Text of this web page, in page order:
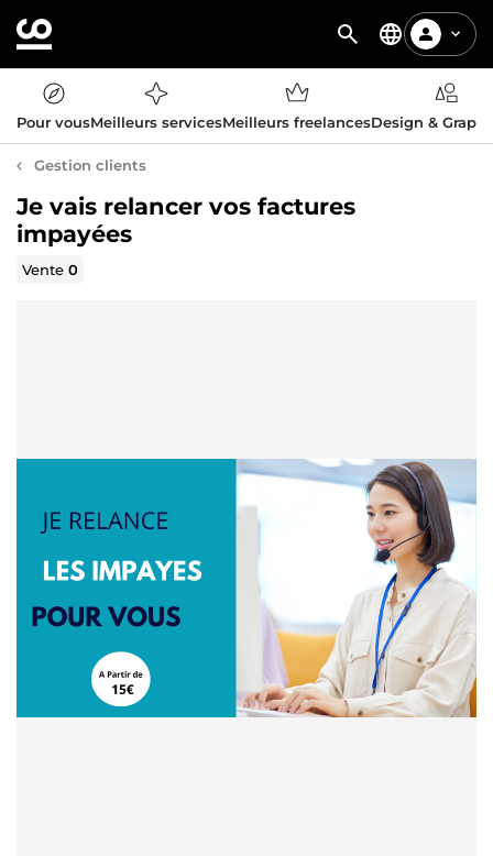
Pour vousMeilleurs servicesMeilleurs freelancesDesign &
Gestion clients
Je vais relancer vos factures
impayées
Vente0